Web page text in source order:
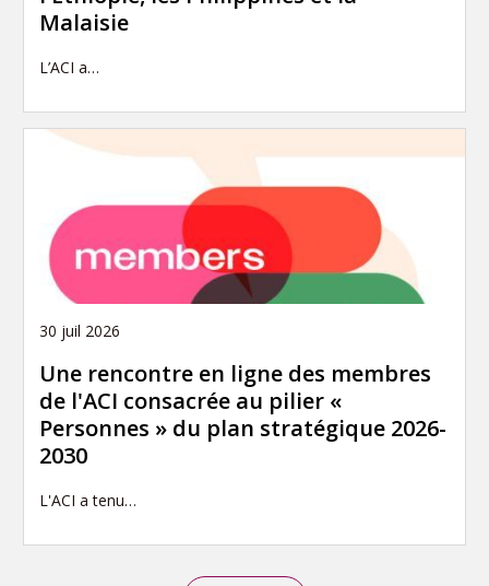
Malaisie
L’ACI a…
30 juil 2026
Une rencontre en ligne des membres
de l'ACI consacrée au pilier «
Personnes » du plan stratégique 2026-
2030
L'ACI a tenu…